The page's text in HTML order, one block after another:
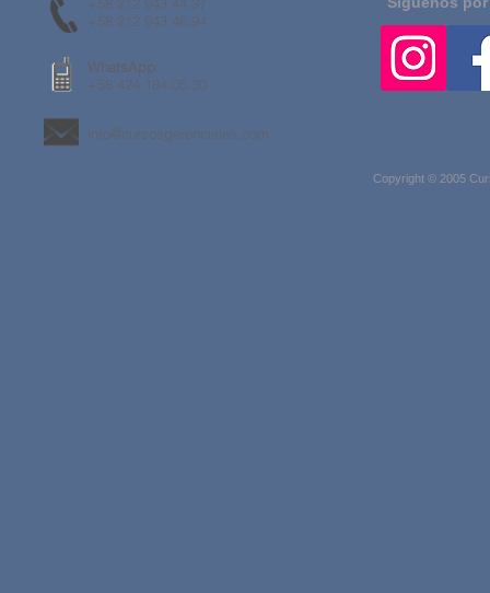
+58 212 943.46.94
WhatsApp:
+58 424 184.05.30
info@cursosgerenciales.com
Copyright © 2005